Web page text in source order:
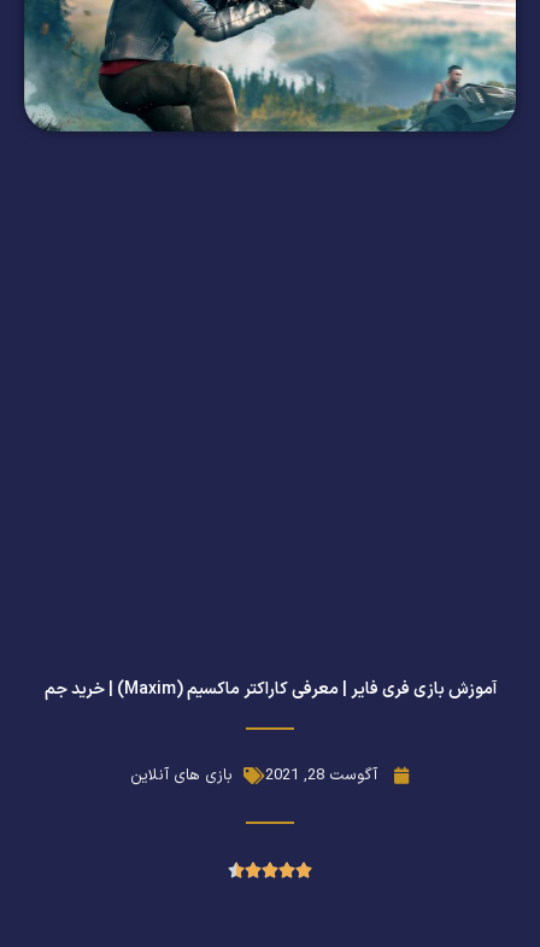
آموزش بازی فری فایر | معرفی کاراکتر ماکسیم (Maxim) | خرید جم
آگوست 28, 2021 بازی های آنلاین




امتیاز